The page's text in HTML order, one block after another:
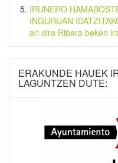
IRUNERO
INGURUAN
ari dira Ribera beken
ERAKUNDE HAUEK
LAGUNTZEN DUTE: